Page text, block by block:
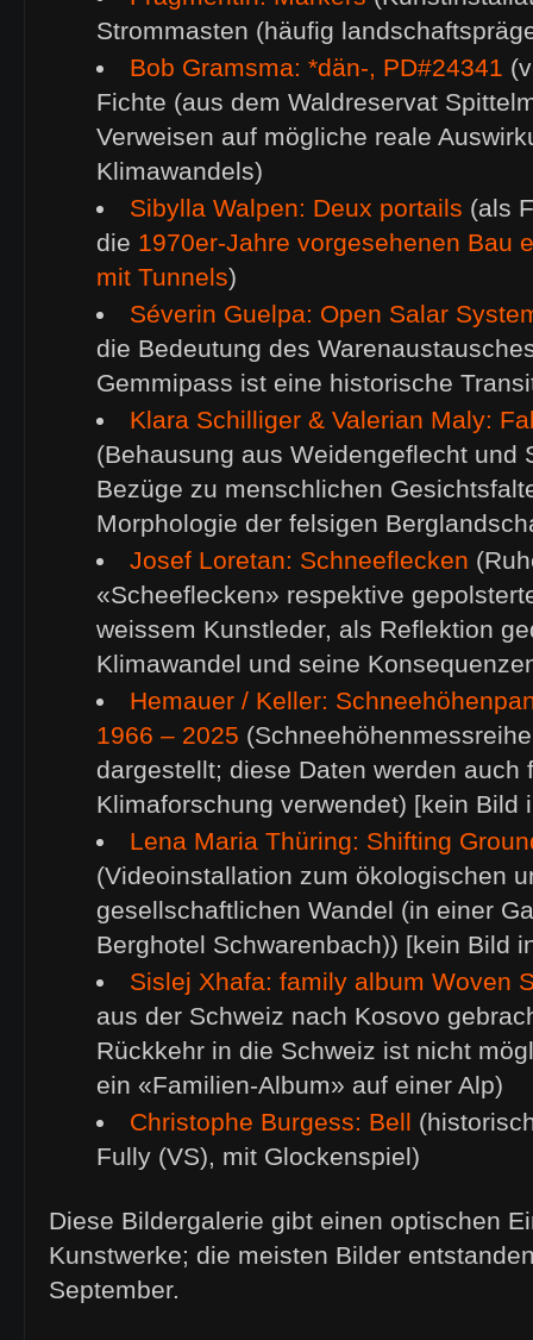
Strommasten (häufig
Bob Gramsma: *dän-, PD#24341
Fichte (aus dem Waldreservat
Verweisen auf mögliche reale
Klimawandels)
Sibylla Walpen: Deux portails (als
die 1970er-Jahre vorgesehenen Bau
mit Tunnels)
Séverin Guelpa: Open Salar
die Bedeutung des
Gemmipass ist eine historische
Klara Schilliger & Valerian Maly:
(Behausung aus Weidengeflecht und
Bezüge zu menschlichen
Morphologie der felsigen
Josef Loretan: Schneeflecken
«Scheeflecken» respektive
weissem Kunstleder, als Reflektion
Klimawandel und seine
Hemauer / Keller:
1966 – 2025
dargestellt; diese Daten werden auch
Klimaforschung verwendet) [kein Bild
Lena Maria Thüring: Shifting
(Videoinstallation zum ökologischen
gesellschaftlichen Wandel (in einer
Berghotel Schwarenbach)) [kein Bild
Sislej Xhafa: family album Woven
aus der Schweiz nach Kosovo
Rückkehr in die Schweiz ist nicht
ein «Familien-Album» auf einer Alp)
Christophe Burgess: Bell
Fully (VS), mit Glockenspiel)
Diese Bildergalerie gibt einen optischen
Kunstwerke; die meisten Bilder
September.